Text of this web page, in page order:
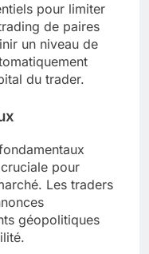
pour limiter
de paires
un niveau de
du trader.
pour
Les traders
géopolitiques